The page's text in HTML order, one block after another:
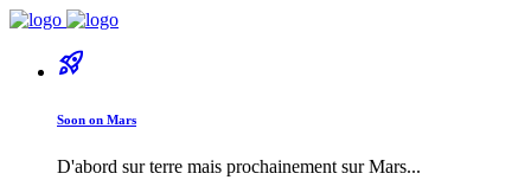
rocket_launch
Soon on Mars
D'abord sur terre mais prochainement sur Mars...